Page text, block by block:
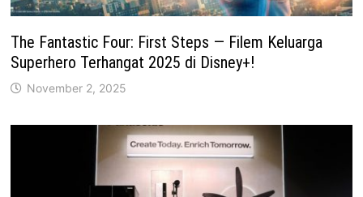
The Fantastic Four: First Steps — Filem Keluarga
Superhero Terhangat 2025 di Disney+!
November 2, 2025